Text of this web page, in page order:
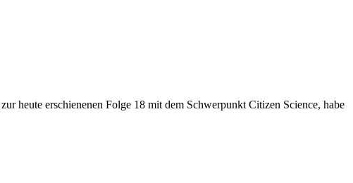
heute erschienenen Folge 18 mit dem Schwerpunkt Citizen Science, habe